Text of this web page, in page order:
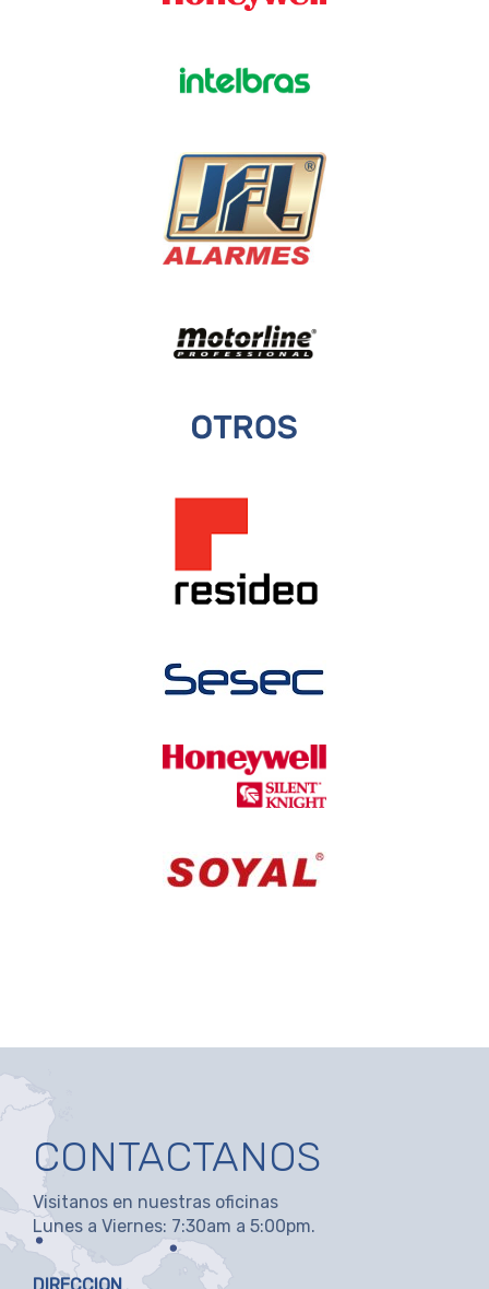
CONTACTANOS
Visitanos en nuestras oficinas
Lunes a Viernes: 7:30am a 5:00pm.